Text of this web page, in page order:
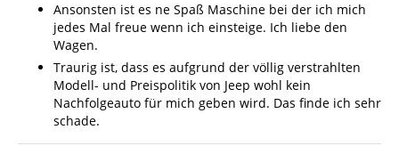
Ansonsten ist es ne Spaß Maschine bei der ich mich
jedes Mal freue wenn ich einsteige. Ich liebe den
Wagen.
Traurig ist, dass es aufgrund der völlig verstrahlten
Modell- und Preispolitik von Jeep wohl kein
Nachfolgeauto für mich geben wird. Das finde ich sehr
schade.